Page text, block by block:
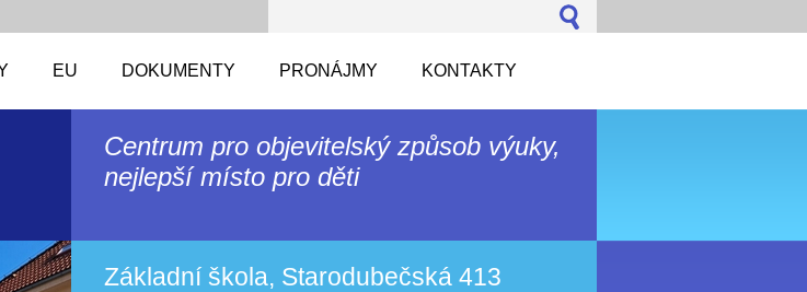
EU DOKUMENTY PRONÁJMY KONTAKTY
Centrum pro objevitelský způsob výuky,
nejlepší místo pro děti
Základní škola, Starodubečská 413